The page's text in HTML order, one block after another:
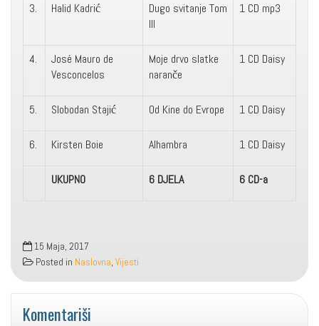
3. Halid Kadrić
Dugo svitanje Tom
III
1 CD mp3
4.
José Mauro de
Vesconcelos
Moje drvo slatke
naranče
1 CD Daisy
5. Slobodan Stajić Od Kine do Evrope 1 CD Daisy
6. Kirsten Boie Alhambra 1 CD Daisy
UKUPNO 6 DJELA 6 CD-a
15 Maja, 2017
Posted in Naslovna, Vijesti
Komentariši